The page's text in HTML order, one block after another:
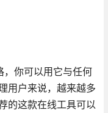
，你可以用它与任何
用户来说，越来越多
的这款在线工具可以